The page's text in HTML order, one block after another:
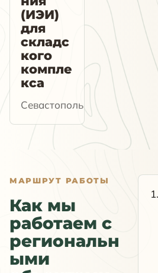
(ИЭИ)
для
складс
кого
компле
кса
Севастополь
МАРШРУТ РАБОТЫ
Как мы
работаем с
региональн
ыми